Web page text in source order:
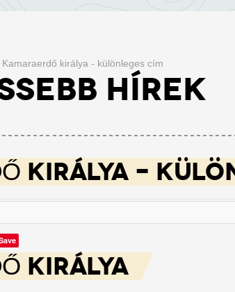
Kamaraerdő királya - különleges cím
HÍREK
KIRÁLYA -
KIRÁLYA